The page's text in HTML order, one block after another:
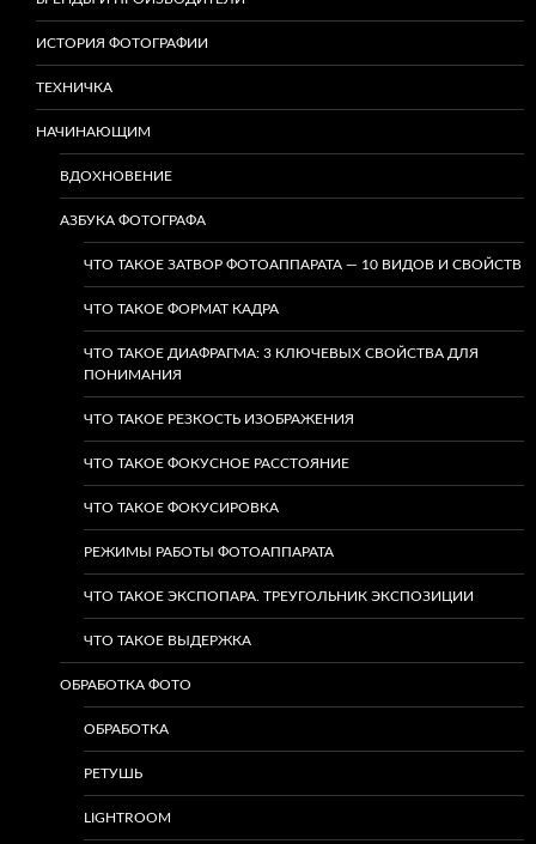
ИСТОРИЯ ФОТОГРАФИИ
ТЕХНИЧКА
НАЧИНАЮЩИМ
ВДОХНОВЕНИЕ
АЗБУКА ФОТОГРАФА
ЧТО ТАКОЕ ЗАТВОР ФОТОАППАРАТА — 10 ВИДОВ И СВОЙСТВ
ЧТО ТАКОЕ ФОРМАТ КАДРА
ЧТО ТАКОЕ ДИАФРАГМА: 3 КЛЮЧЕВЫХ СВОЙСТВА ДЛЯ
ПОНИМАНИЯ
ЧТО ТАКОЕ РЕЗКОСТЬ ИЗОБРАЖЕНИЯ
ЧТО ТАКОЕ ФОКУСНОЕ РАССТОЯНИЕ
ЧТО ТАКОЕ ФОКУСИРОВКА
РЕЖИМЫ РАБОТЫ ФОТОАППАРАТА
ЧТО ТАКОЕ ЭКСПОПАРА. ТРЕУГОЛЬНИК ЭКСПОЗИЦИИ
ЧТО ТАКОЕ ВЫДЕРЖКА
ОБРАБОТКА ФОТО
ОБРАБОТКА
РЕТУШЬ
LIGHTROOM